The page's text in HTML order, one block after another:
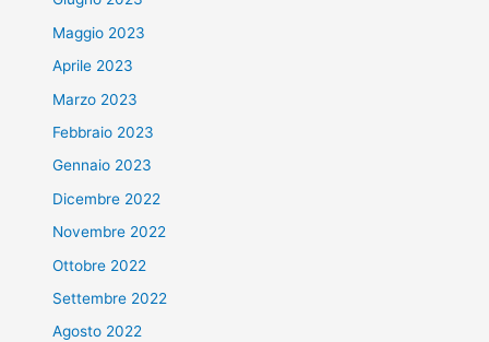
Maggio 2023
Aprile 2023
Marzo 2023
Febbraio 2023
Gennaio 2023
Dicembre 2022
Novembre 2022
Ottobre 2022
Settembre 2022
Agosto 2022